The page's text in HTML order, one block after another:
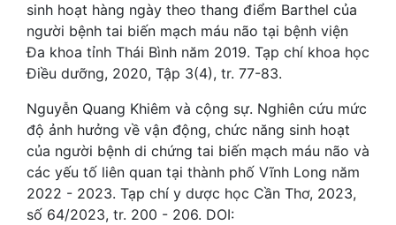
sinh hoạt hàng ngày theo thang điểm Barthel của
người bệnh tai biến mạch máu não tại bệnh viện
Đa khoa tỉnh Thái Bình năm 2019. Tạp chí khoa học
Điều dưỡng, 2020, Tập 3(4), tr. 77-83.
Nguyễn Quang Khiêm và cộng sự. Nghiên cứu mức
độ ảnh hưởng về vận động, chức năng sinh hoạt
của người bệnh di chứng tai biến mạch máu não và
các yếu tố liên quan tại thành phố Vĩnh Long năm
2022 - 2023. Tạp chí y dược học Cần Thơ, 2023,
số 64/2023, tr. 200 - 206. DOI: